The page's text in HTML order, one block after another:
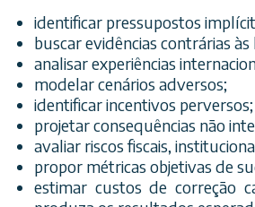
identificar pressupostos
buscar evidências contrárias
analisar experiências
modelar cenários adversos;
identificar incentivos perversos;
projetar consequências não
avaliar riscos fiscais,
propor métricas objetivas de
estimar custos de correção